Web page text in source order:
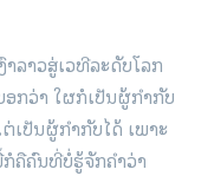
ລາວສູ່ເວທີລະດັບໂລກ
ອກວ່າ ໃຜກໍເປັນຜູ້ກໍາກັບ
ເປັນຜູ້ກໍາກັບໄດ້ ເພາະ
ຄືຄົນທີ່ບໍ່ຮູ້ຈັກຄໍາວ່າ